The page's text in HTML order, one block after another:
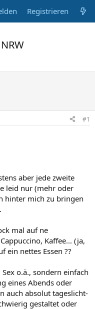
Registrieren
#1
aber jede zweite
leid nur (mehr oder
hinter mich zu bringen
mal auf ne
Kaffee... (ja,
ein nettes Essen ??
o.ä., sondern einfach
eines Abends oder
auch absolut tageslicht-
gestaltet oder